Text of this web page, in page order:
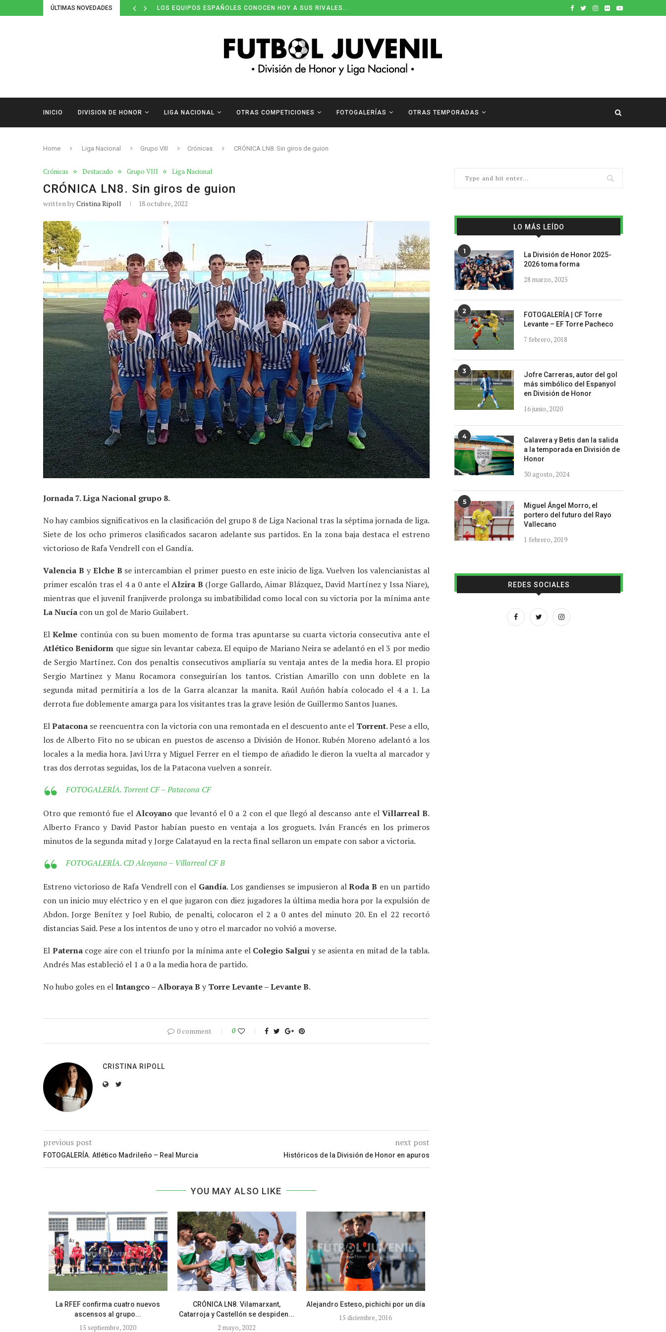
ÚLTIMAS NOVEDADES LOS EQUIPOS ESPAÑOLES CONOCEN HOY A SUS RIVALES...
INICIO DIVISION DE HONOR LIGA NACIONAL OTRAS COMPETICIONES FOTOGALERÍAS OTRAS TEMPORADAS
Home Liga Nacional Grupo VIII Crónicas CRÓNICA LN8. Sin giros de guion
Crónicas Destacado Grupo VIII Liga Nacional
CRÓNICA LN8. Sin giros de guion
written byCristina Ripoll 18 octubre, 2022
Jornada 7. Liga Nacional grupo 8.
No hay cambios significativos en la clasificación del grupo 8 de Liga Nacional tras la séptima jornada de liga.
Siete de los ocho primeros clasificados sacaron adelante sus partidos. En la zona baja destaca el estreno
victorioso de Rafa Vendrell con el Gandía.
Valencia B yElche B se intercambian el primer puesto en este inicio de liga. Vuelven los valencianistas al
primer escalón tras el 4 a 0 ante elAlzira B (Jorge Gallardo, Aimar Blázquez, David Martínez y Issa Niare),
mientras que el juvenil franjiverde prolonga su imbatibilidad como local con su victoria por la mínima ante
La Nucía con un gol de Mario Guilabert.
ElKelme continúa con su buen momento de forma tras apuntarse su cuarta victoria consecutiva ante el
Atlético Benidorm que sigue sin levantar cabeza. El equipo de Mariano Neira se adelantó en el 3 por medio
de Sergio Martínez. Con dos penaltis consecutivos ampliaría su ventaja antes de la media hora. El propio
Sergio Martinez y Manu Rocamora conseguirían los tantos. Cristian Amarillo con unn doblete en la
segunda mitad permitiría a los de la Garra alcanzar la manita. Raúl Auñón había colocado el 4 a 1. La
derrota fue doblemente amarga para los visitantes tras la grave lesión de Guillermo Santos Juanes.
ElPatacona se reencuentra con la victoria con una remontada en el descuento ante el Torrent. Pese a ello,
los de Alberto Fito no se ubican en puestos de ascenso a División de Honor. Rubén Moreno adelantó a los
locales a la media hora. Javi Urra y Miguel Ferrer en el tiempo de añadido le dieron la vuelta al marcador y
tras dos derrotas seguidas, los de la Patacona vuelven a sonreír.
FOTOGALERÍA. Torrent CF – Patacona CF
Otro que remontó fue el Alcoyanoque levantó el 0 a 2 con el que llegó al descanso ante el Villarreal B.
Alberto Franco y David Pastor habían puesto en ventaja a los groguets. Iván Francés en los primeros
minutos de la segunda mitad y Jorge Calatayud en la recta final sellaron un empate con sabor a victoria.
FOTOGALERÍA. CD Alcoyano – Villarreal CF B
Estreno victorioso de Rafa Vendrell con el Gandía. Los gandienses se impusieron alRoda B en un partido
con un inicio muy eléctrico y en el que jugaron con diez jugadores la última media hora por la expulsión de
Abdon. Jorge Benítez y Joel Rubio, de penalti, colocaron el 2 a 0 antes del minuto 20. En el 22 recortó
distancias Said. Pese a los intentos de uno y otro el marcador no volvió a moverse.
El Paternacoge aire con el triunfo por la mínima ante el Colegio Salguiy se asienta en mitad de la tabla.
Andrés Mas estableció el 1 a 0 a la media hora de partido.
No hubo goles en elIntangco – Alboraya B yTorre Levante – Levante B.
0 comment 0
CRISTINA RIPOLL
previous post
FOTOGALERÍA. Atlético Madrileño – Real Murcia
next post
Históricos de la División de Honor en apuros
YOU MAY ALSO LIKE
La RFEF confirma cuatro nuevos
ascensos al grupo...
15 septiembre, 2020
CRÓNICA LN8. Vilamarxant,
Catarroja y Castellón se despiden...
2 mayo, 2022
Alejandro Esteso, pichichi por un día
15 diciembre, 2016
LO MÁS LEÍDO
1
La División de Honor 2025-
2026 toma forma
28 marzo, 2025
2
FOTOGALERÍA | CF Torre
Levante – EF Torre Pacheco
7 febrero, 2018
3
Jofre Carreras, autor del gol
más simbólico del Espanyol
en División de Honor
16 junio, 2020
4
Calavera y Betis dan la salida
a la temporada en División de
Honor
30 agosto, 2024
5
Miguel Ángel Morro, el
portero del futuro del Rayo
Vallecano
1 febrero, 2019
REDES SOCIALES